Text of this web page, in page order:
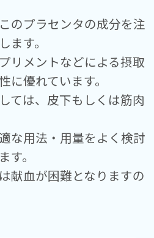
のプラセンタの成分を注
ます。
リメントなどによる摂取
に優れています。
ては、皮下もしくは筋肉
な用法・用量をよく検討
す。
献血が困難となりますの